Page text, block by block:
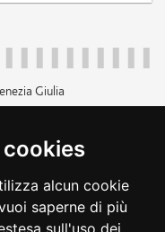
alcun cookie
saperne di più
sull'uso dei
Giulia
dichiarazione di